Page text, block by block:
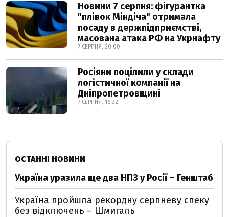
Новини 7 серпня: фігурантка
"плівок Міндіча" отримала
посаду в держпідприємстві,
масована атака РФ на Укрнафту
7 СЕРПНЯ, 20:00
Росіяни поцілили у склади
логістичної компанії на
Дніпропетровщині
7 СЕРПНЯ, 16:32
ОСТАННІ НОВИНИ
Україна уразила ще два НПЗ у Росії – Генштаб
Україна пройшла рекордну серпневу спеку
без відключень – Шмигаль